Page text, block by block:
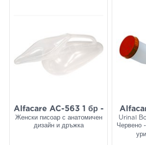
Alfacare AC-563 1 бр -
Женски писоар с анатомичен
дизайн и дръжка
Urinal
Червено